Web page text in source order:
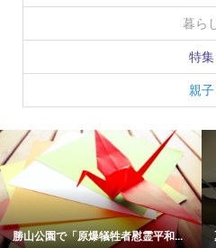
暮ら
特集
親子
勝山公園で「原爆犠牲者慰霊平和...